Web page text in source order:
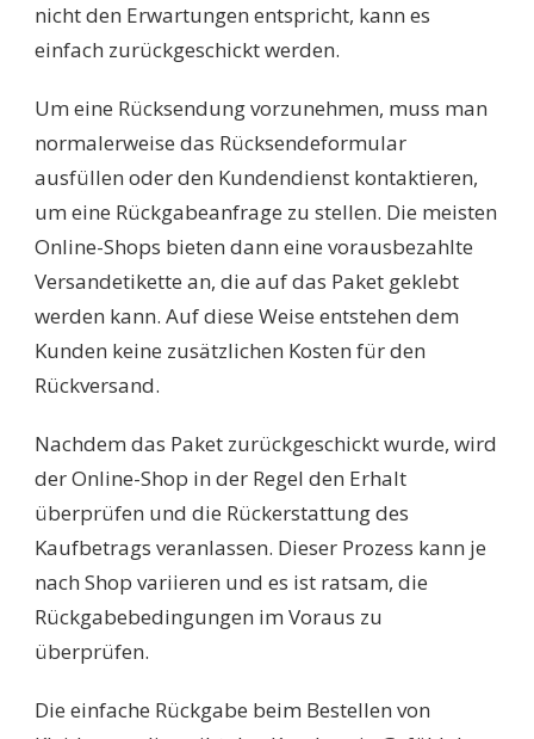
nicht den Erwartungen entspricht, kann es
einfach zurückgeschickt werden.
Um eine Rücksendung vorzunehmen, muss man
normalerweise das Rücksendeformular
ausfüllen oder den Kundendienst kontaktieren,
um eine Rückgabeanfrage zu stellen. Die meisten
Online-Shops bieten dann eine vorausbezahlte
Versandetikette an, die auf das Paket geklebt
werden kann. Auf diese Weise entstehen dem
Kunden keine zusätzlichen Kosten für den
Rückversand.
Nachdem das Paket zurückgeschickt wurde, wird
der Online-Shop in der Regel den Erhalt
überprüfen und die Rückerstattung des
Kaufbetrags veranlassen. Dieser Prozess kann je
nach Shop variieren und es ist ratsam, die
Rückgabebedingungen im Voraus zu
überprüfen.
Die einfache Rückgabe beim Bestellen von